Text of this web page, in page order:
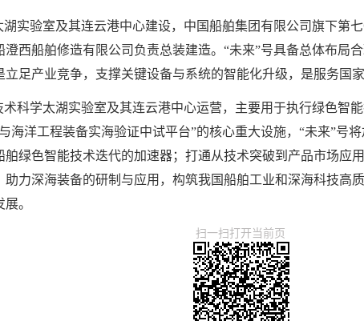
湖实验室及其连云港中心建设，中国船舶集团有限公司旗下第
西船舶修造有限公司负责总装建造。“未来”号具备总体布局
足产业竞争，支撑关键设备与系统的智能化升级，是服务国
术科学太湖实验室及其连云港中心运营，主要用于执行绿色智
海洋工程装备实海验证中试平台”的核心重大设施，“未来”号
绿色智能技术迭代的加速器；打通从技术突破到产品市场应
力深海装备的研制与应用，构筑我国船舶工业和深海科技高
。
扫一扫打开当前页